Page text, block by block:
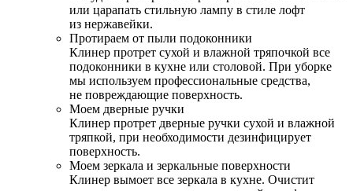
или царапать стильную лампу в стиле лофт
из нержавейки.
Протираем от пыли подоконники
Клинер протрет сухой и влажной тряпочкой все
подоконники в кухне или столовой. При уборке
мы используем профессиональные средства,
не повреждающие поверхность.
Моем дверные ручки
Клинер протрет дверные ручки сухой и влажной
тряпкой, при необходимости дезинфицирует
поверхность.
Моем зеркала и зеркальные поверхности
Клинер вымоет все зеркала в кухне. Очистит